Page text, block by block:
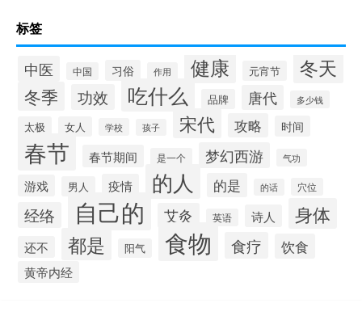
标签
中医 中国 习俗 作用 健康 元宵节 冬天
冬季 功效 吃什么 品牌 唐代 多少钱
太极 女人 学校 孩子 宋代 攻略 时间
春节 春节期间 是一个 梦幻西游 气功
游戏 男人 疫情 的人 的是 的话 穴位
经络 自己的 艾灸 英语 诗人 身体
还不 都是 阳气 食物 食疗 饮食
黄帝内经